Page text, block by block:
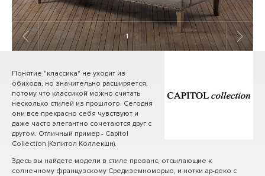
1 / 9
Понятие "классика" не уходит из
обихода, но значительно расширяется,
потому что классикой можно считать
несколько стилей из прошлого. Сегодня
они все прекрасно себя чувствуют и
даже часто элегантно сочетаются друг с
другом. Отличный пример - Capitol
Collection (Кэпитол Коллекшн).
Здесь вы найдете модели в стиле прованс, отсылающие к
солнечному французскому Средиземноморью, и нотки ар-деко с